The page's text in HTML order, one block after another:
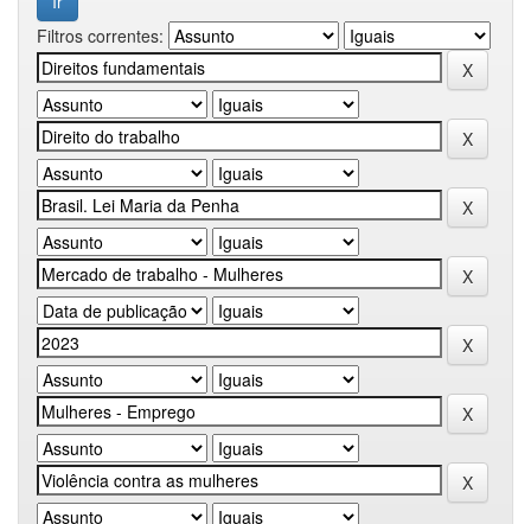
Filtros correntes: